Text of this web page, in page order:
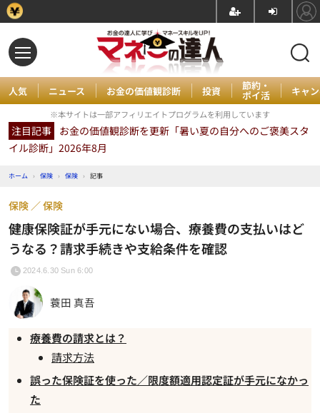
人気 ニュース お金の価値観診断 投資 節約・
ポイ活 キャ
※本サイトは一部アフィリエイトプログラムを利用しています
注目記事 お金の価値観診断を更新「暑い夏の自分へのご褒美スタ
イル診断」2026年8月
ホーム › 保険 › 保険 › 記事
健康保険証が手元にない場合、療養費の支払いはど
うなる？請求手続きや支給条件を確認
保険 保険
2024.6.30 Sun 6:00
蓑田 真吾
療養費の請求とは？
請求方法
誤った保険証を使った／限度額適用認定証が手元になかっ
た